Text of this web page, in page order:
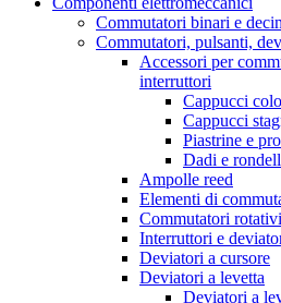
Commutatori binari e
Commutatori, pulsanti,
Accessori per
interruttori
Cappucci
Cappucci
Piastrine e
Dadi e
Ampolle reed
Elementi di
Commutatori rotativi
Interruttori e
Deviatori a cursore
Deviatori a levetta
Deviatori a